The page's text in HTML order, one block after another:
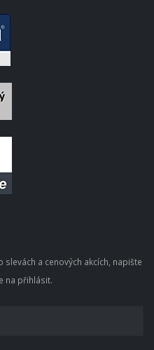
a cenových akcích, napište
na přihlásit.